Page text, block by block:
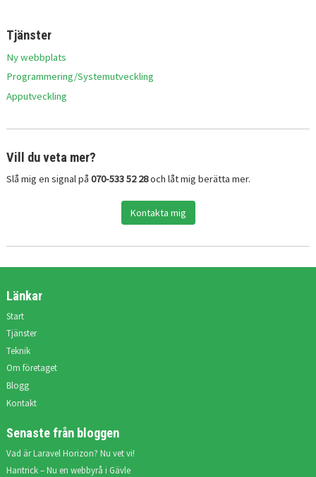
Tjänster
Ny webbplats
Programmering/Systemutveckling
Apputveckling
Vill du veta mer?
Slå mig en signal på 070-533 52 28och låt mig berätta mer.
Kontakta mig
Länkar
Start
Tjänster
Teknik
Om företaget
Blogg
Kontakt
Senaste från bloggen
Vad är Laravel Horizon? Nu vet vi!
Hantrick – Nu en webbyrå i Gävle